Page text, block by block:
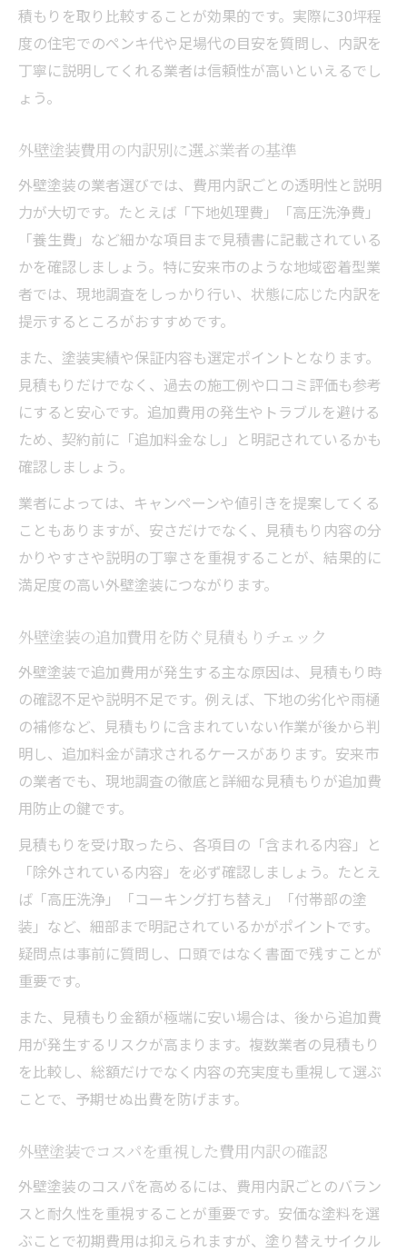
積もりを取り比較することが効果的です。実際に30坪程
度の住宅でのペンキ代や足場代の目安を質問し、内訳を
丁寧に説明してくれる業者は信頼性が高いといえるでし
ょう。
外壁塗装費用の内訳別に選ぶ業者の基準
外壁塗装の業者選びでは、費用内訳ごとの透明性と説明
力が大切です。たとえば「下地処理費」「高圧洗浄費」
「養生費」など細かな項目まで見積書に記載されている
かを確認しましょう。特に安来市のような地域密着型業
者では、現地調査をしっかり行い、状態に応じた内訳を
提示するところがおすすめです。
また、塗装実績や保証内容も選定ポイントとなります。
見積もりだけでなく、過去の施工例や口コミ評価も参考
にすると安心です。追加費用の発生やトラブルを避ける
ため、契約前に「追加料金なし」と明記されているかも
確認しましょう。
業者によっては、キャンペーンや値引きを提案してくる
こともありますが、安さだけでなく、見積もり内容の分
かりやすさや説明の丁寧さを重視することが、結果的に
満足度の高い外壁塗装につながります。
外壁塗装の追加費用を防ぐ見積もりチェック
外壁塗装で追加費用が発生する主な原因は、見積もり時
の確認不足や説明不足です。例えば、下地の劣化や雨樋
の補修など、見積もりに含まれていない作業が後から判
明し、追加料金が請求されるケースがあります。安来市
の業者でも、現地調査の徹底と詳細な見積もりが追加費
用防止の鍵です。
見積もりを受け取ったら、各項目の「含まれる内容」と
「除外されている内容」を必ず確認しましょう。たとえ
ば「高圧洗浄」「コーキング打ち替え」「付帯部の塗
装」など、細部まで明記されているかがポイントです。
疑問点は事前に質問し、口頭ではなく書面で残すことが
重要です。
また、見積もり金額が極端に安い場合は、後から追加費
用が発生するリスクが高まります。複数業者の見積もり
を比較し、総額だけでなく内容の充実度も重視して選ぶ
ことで、予期せぬ出費を防げます。
外壁塗装でコスパを重視した費用内訳の確認
外壁塗装のコスパを高めるには、費用内訳ごとのバラン
スと耐久性を重視することが重要です。安価な塗料を選
ぶことで初期費用は抑えられますが、塗り替えサイクル